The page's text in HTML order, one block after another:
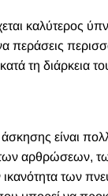
καλύτερος
περάσεις
τη διάρκεια
άσκησης είναι
αρθρώσεων,
των